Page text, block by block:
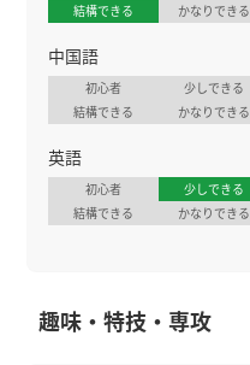
結構できる
かなりできる
中国語
初心者 少しできる
結構できる
かなりできる
英語
初心者 少しできる
結構できる
かなりできる
趣味・特技・専攻